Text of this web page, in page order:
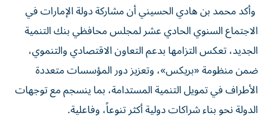
وأكد محمد بن هادي الحسيني أن مشاركة دولة الإمارات في
الاجتماع السنوي الحادي عشر لمجلس محافظي بنك التنمية
الجديد، تعكس التزامها بدعم التعاون الاقتصادي والتنموي،
ضمن منظومة «بريكس»، وتعزيز دور المؤسسات متعددة
الأطراف في تمويل التنمية المستدامة، بما ينسجم مع توجهات
الدولة نحو بناء شراكات دولية أكثر تنوعاً، وفاعلية.